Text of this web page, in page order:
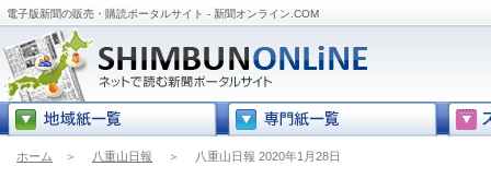
電子版新聞の販売・購読ポータルサイト - 新聞オンライン.COM
ホーム ＞ 八重山日報 ＞ 八重山日報 2020年1月28日